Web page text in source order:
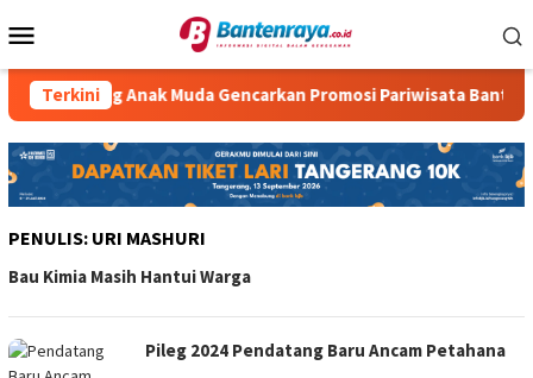
ke
Mobile
Terkini
Dorong Anak Muda Gencarkan Promosi Pariwisata Banten
PENULIS: URI MASHURI
Bau Kimia Masih Hantui Warga
Pileg 2024 Pendatang Baru Ancam Petahana